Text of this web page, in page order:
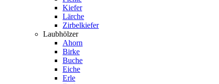
Kiefer
Lärche
Zirbelkiefer
Laubhölzer
Ahorn
Birke
Buche
Eiche
Erle